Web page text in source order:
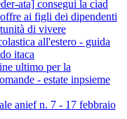
ata] consegui la ciad
ai figli dei dipendenti
di vivere
all'estero - guida
itaca
ultimo per la
- estate inpsieme
anief n. 7 - 17 febbraio